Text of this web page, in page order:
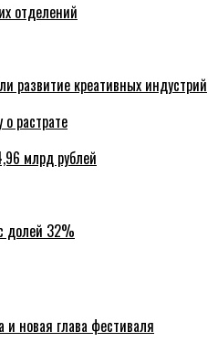
отделений
развитие креативных индустрий
растрате
млрд рублей
долей 32%
новая глава фестиваля